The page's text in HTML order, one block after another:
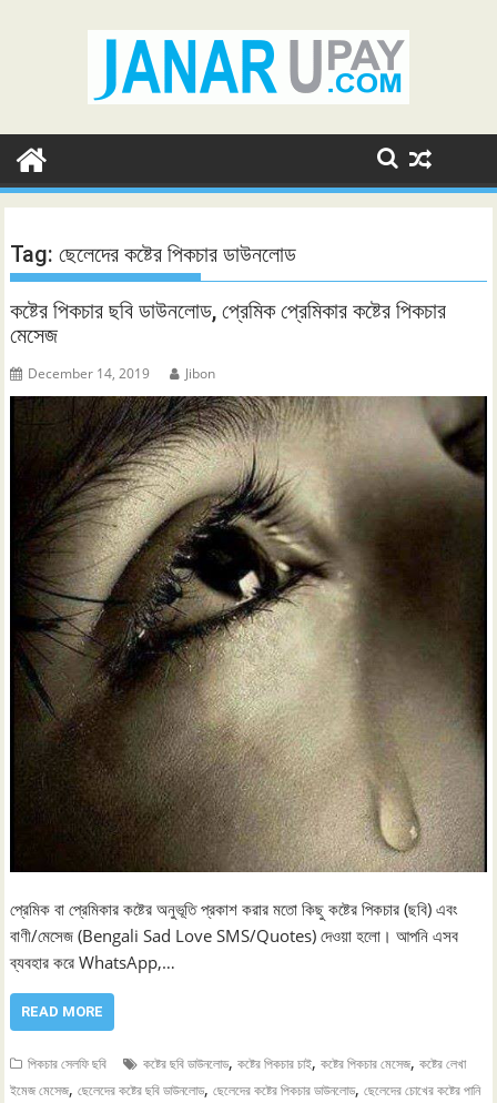
Tag:ছেলেদের কষ্টের পিকচার ডাউনলোড
কষ্টের পিকচার ছবি ডাউনলোড, প্রেমিক প্রেমিকার কষ্টের পিকচার
মেসেজ
December 14, 2019 Jibon
প্রেমিক বা প্রেমিকার কষ্টের অনুভূতি প্রকাশ করার মতো কিছু কষ্টের পিকচার (ছবি) এবং
বাণী/মেসেজ (Bengali Sad Love SMS/Quotes) দেওয়া হলো। আপনি এসব
ব্যবহার করে WhatsApp,…
READ MORE
পিকচার সেলফি ছবি কষ্টের ছবি ডাউনলোড,কষ্টের পিকচার চাই,কষ্টের পিকচার মেসেজ,কষ্টের লেখা
ইমেজ মেসেজ,ছেলেদের কষ্টের ছবি ডাউনলোড,ছেলেদের কষ্টের পিকচার ডাউনলোড,ছেলেদের চোখের কষ্টের পানি